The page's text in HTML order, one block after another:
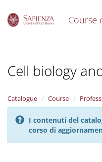
Course
Cell biology
Catalogue Course
I contenuti del
corso di